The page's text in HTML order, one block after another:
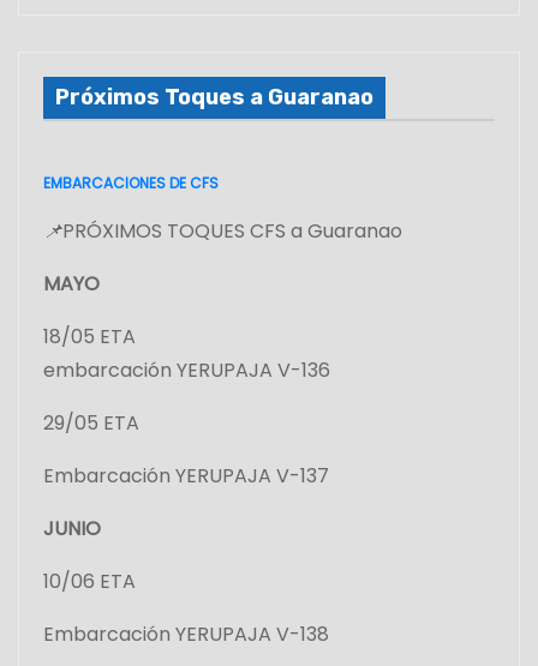
Próximos Toques a Guaranao
EMBARCACIONES DE CFS
📌PRÓXIMOS TOQUES CFS a Guaranao
MAYO
18/05 ETA
embarcación YERUPAJA V-136
29/05 ETA
Embarcación YERUPAJA V-137
JUNIO
10/06 ETA
Embarcación YERUPAJA V-138